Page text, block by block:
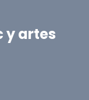
y artes